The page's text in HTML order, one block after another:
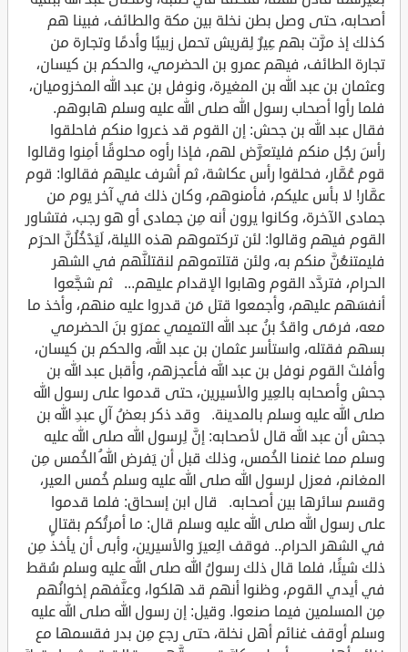
أصحابه، حتى وصل بطن نخلة بين مكة والطائف، فبينا هم
كذلك إذ مرَّت بهم عِيرٌ لِقريش تحمل زبيبًا وأدمًا وتجارة من
تجارة الطائف، فيهم عمرو بن الحضرمي، والحكم بن كيسان،
وعثمان بن عبد الله بن المغيرة، ونوفل بن عبد الله المخزوميان،
فلما رأوا أصحاب رسول الله صلى الله عليه وسلم هابوهم.
فقال عبد الله بن جحش‏:‏ إن القوم قد ذعروا منكم فاحلقوا
رأسَ رجُل منكم فليتعرَّض لهم، فإذا رأوه محلوقًا أمِنوا وقالوا
قوم عُمَّار، فحلقوا رأس عكاشة، ثم أشرف عليهم فقالوا‏:‏ قوم
عمَّار! لا بأس عليكم، فأمنوهم، وكان ذلك في آخر يوم من
جمادى الآخرة، وكانوا يرون أنه مِن جمادى أو هو رجب، فتشاور
القوم فيهم وقالوا‏:‏ لئن تركتموهم هذه الليلة، لَيَدْخُلُنَّ الحرَم
فليمتنعُنَّ منكم به، ولئن قتلتموهم لنقتلنَّهم في الشهر
الحرام، فتردَّد القوم وهابوا الإقدام عليهم... ثم شجَّعوا
أنفسَهم عليهم، وأجمعوا قتل مَن قدروا عليه منهم، وأخذ ما
معه، فرمَى واقدُ بنُ عبد الله التميمي عمرَو بنَ الحضرمي
بسهم فقتله، واستأسر عثمان بن عبد الله، والحكم بن كيسان،
وأفلتَ القوم نوفل بن عبد الله فأعجزهم، وأقبل عبد الله بن
جحش وأصحابه بالعِير والأسيرين، حتى قدموا على رسول الله
صلى الله عليه وسلم بالمدينة. وقد ذكر بعضُ آلِ عبدِ الله بن
جحش أن عبد الله قال لأصحابه: إنَّ لِرسول الله صلى الله عليه
وسلم مما غنمنا الخُمس، وذلك قبل أن يَفرض اللهُ الخُمس مِن
المغانم، فعزل لرسول الله صلى الله عليه وسلم خُمس العير،
وقسم سائرها بين أصحابه. قال ابن إسحاق: فلما قدموا
على رسول الله صلى الله عليه وسلم قال: ما أمرتُكم بقتالٍ
في الشهر الحرام.. فوقف الِعيرَ والأسيرين، وأبى أن يأخذ مِن
ذلك شيئًا، فلما قال ذلك رسولُ الله صلى الله عليه وسلم سُقط
في أيدي القوم، وظنوا أنهم قد هلكوا، وعنَّفهم إخوانُهم
مِن المسلمين فيما صنعوا. وقيل: إن رسول الله صلى الله عليه
وسلم أوقف غنائم أهل نخلة، حتى رجع مِن بدر فقسمها مع